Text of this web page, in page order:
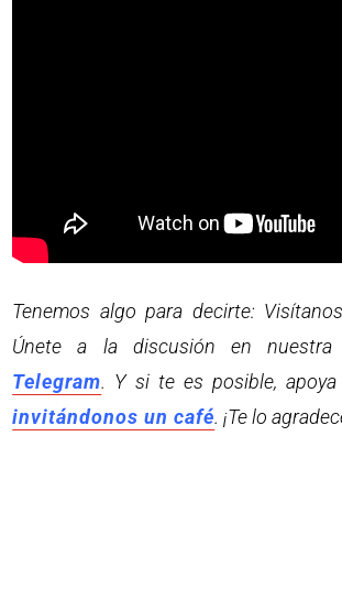
Tenemos algo para decirte:
Únete a la discusión en nuestra
Telegram. Y si te es posible,
invitándonos un café. ¡Te lo